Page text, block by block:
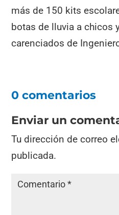
más de 150 kits
botas de lluvia a chicos
carenciados de
0 comentarios
Enviar un
Tu dirección de correo
publicada.